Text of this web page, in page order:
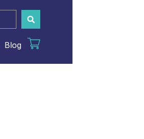
Blog